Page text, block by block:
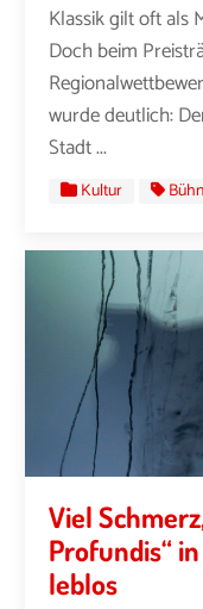
Klassik gilt oft als
Doch beim
wurde deutlich:
Stadt ...
Kultur
Viel
Profundis“
leblos